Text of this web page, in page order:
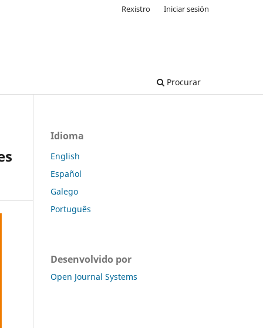
Procurar
Rexistro Iniciar sesión
Idioma
English
Español
Galego
Português
Desenvolvido por
Open Journal Systems